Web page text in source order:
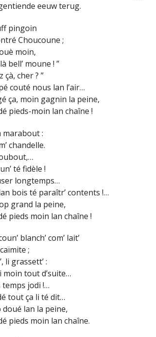
eeuw terug.
pingoin
Choucoune ;
moin,
bell’ moune ! ”
çà, cher ? ”
couté nous lan l’air…
ça, moin gagnin la peine,
pieds-moin lan chaîne !
marabout :
chandelle.
té fidèle !
longtemps…
lan bois té paraîtr’ contents !…
grand la peine,
pieds moin lan chaîne !
blanch’ com’ lait’
;
li grassett’ :
moin tout d’suite…
temps jodi !…
tout ça li té dit…
doué lan la peine,
pieds moin lan chaîne.